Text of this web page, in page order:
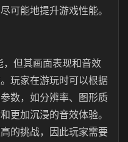
可能地提升游戏性能。
但其画面表现和音效
玩家在游玩时可以根据
数，如分辨率、图形质
更加沉浸的音效体验。
的挑战，因此玩家需要